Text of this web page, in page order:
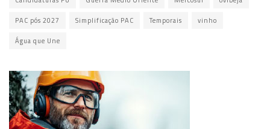
PAC pós 2027 Simplificação PAC Temporais vinho
Água que Une